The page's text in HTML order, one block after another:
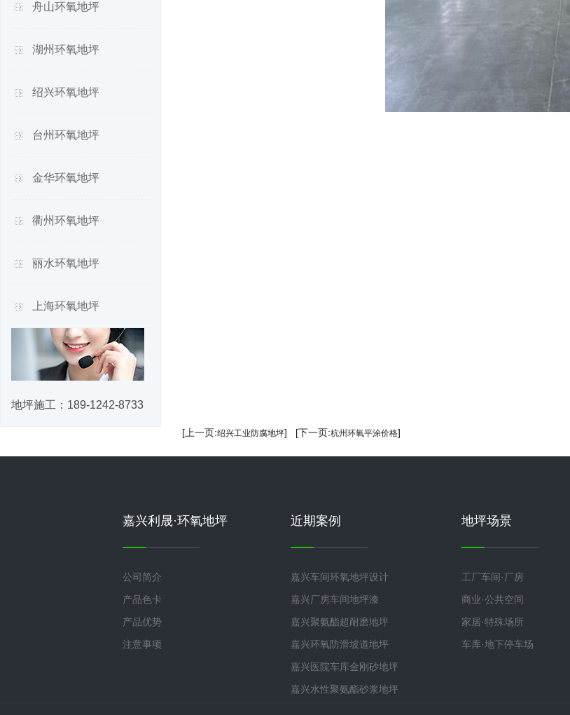
舟山环氧地坪
湖州环氧地坪
绍兴环氧地坪
台州环氧地坪
金华环氧地坪
衢州环氧地坪
丽水环氧地坪
上海环氧地坪
地坪施工： 189-1242-8733
[上一页:绍兴工业防腐地坪] [下一页:杭州环氧平涂价格]
嘉兴利晟·环氧地坪
公司简介
产品色卡
产品优势
注意事项
近期案例
嘉兴车间环氧地坪设计
嘉兴厂房车间地坪漆
嘉兴聚氨酯超耐磨地坪
嘉兴环氧防滑坡道地坪
嘉兴医院车库金刚砂地坪
嘉兴水性聚氨酯砂浆地坪
地坪场景
工厂车间·厂房
商业·公共空间
家居·特殊场所
车库·地下停车场